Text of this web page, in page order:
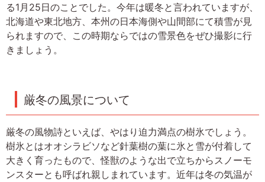
る1月25日のことでした。今年は暖冬と言われていますが、
北海道や東北地方、本州の日本海側や山間部にて積雪が見
られますので、この時期ならではの雪景色をぜひ撮影に行
きましょう。
厳冬の風景について
厳冬の風物詩といえば、やはり迫力満点の樹氷でしょう。
樹氷とはオオシラビソなど針葉樹の葉に氷と雪が付着して
大きく育ったもので、怪獣のような出で立ちからスノーモ
ンスターとも呼ばれ親しまれています。近年は冬の気温が